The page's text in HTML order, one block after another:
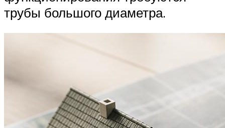
трубы большого диаметра.